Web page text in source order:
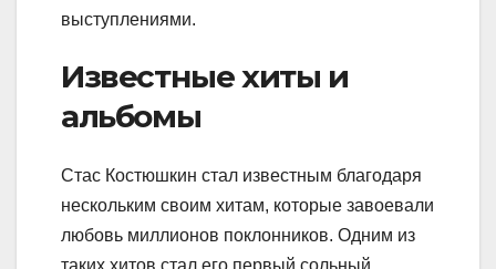
выступлениями.
Известные хиты и
альбомы
Стас Костюшкин стал известным благодаря
нескольким своим хитам, которые завоевали
любовь миллионов поклонников. Одним из